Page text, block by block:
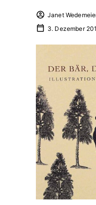
Janet
3. Dezember